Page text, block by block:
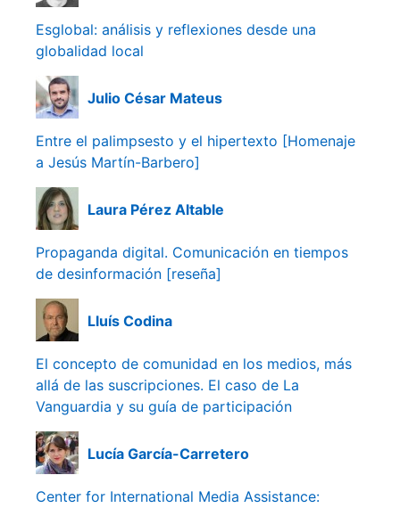
Esglobal: análisis y reflexiones desde una
globalidad local
Julio César Mateus
Entre el palimpsesto y el hipertexto [Homenaje
a Jesús Martín-Barbero]
Laura Pérez Altable
Propaganda digital. Comunicación en tiempos
de desinformación [reseña]
Lluís Codina
El concepto de comunidad en los medios, más
allá de las suscripciones. El caso de La
Vanguardia y su guía de participación
Lucía García-Carretero
Center for International Media Assistance: